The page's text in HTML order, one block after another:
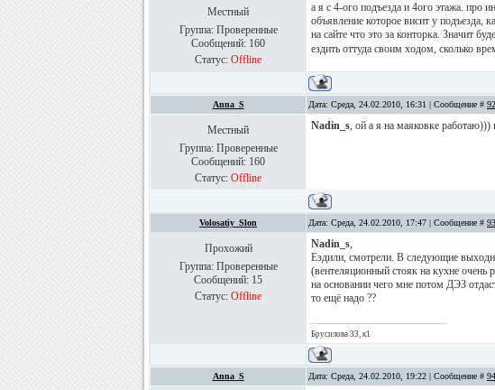
Местный
Группа: Проверенные
Сообщений: 160
Статус: Offline
а я с 4-ого подъезда и 4ого этажа. про
объявление которое висит у подъезда,
на сайте что это за конторка. Значит
ездить оттуда своим ходом, сколько
Anna_S Дата: Среда, 24.02.2010, 16:31 | Сообщение # 92
Местный
Группа: Проверенные
Сообщений: 160
Статус: Offline
Nadin_s, ой а я на маяковке
Volosatiy_Slon Дата: Среда, 24.02.2010, 17:47 | Сообщение # 93
Прохожий
Группа: Проверенные
Сообщений: 15
Статус: Offline
Nadin_s,
Ездили, смотрели. В следующие
(вентеляционный стояк на кухне очень
на основании чего мне потом ДЭЗ
то ещё надо ??
Брусилова 33, к1
Anna_S Дата: Среда, 24.02.2010, 19:22 | Сообщение # 94